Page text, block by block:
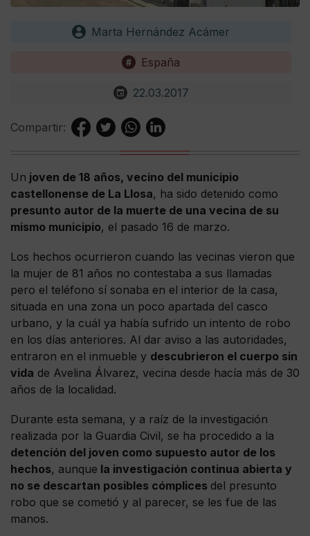
Marta Hernández Acámer
España
22.03.2017
Compartir:
Un joven de 18 años, vecino del municipio
castellonense de La Llosa, ha sido detenido como
presunto autor de la muerte de una vecina de su
mismo municipio, el pasado 16 de marzo.
Los hechos ocurrieron cuando las vecinas vieron que
la mujer de 81 años no contestaba a sus llamadas
pero el teléfono sí sonaba en el interior de la casa,
situada en una zona un poco apartada del casco
urbano, y la cuál ya había sufrido un intento de robo
en los días anteriores. Al dar aviso a las autoridades,
entraron en el inmueble y descubrieron el cuerpo sin
vida de Avelina Álvarez, vecina desde hacía más de 30
años de la localidad.
Durante esta semana, y a raíz de la investigación
realizada por la Guardia Civil, se ha procedido a la
detención del joven como supuesto autor de los
hechos, aunque la investigación continua abierta y
no se descartan posibles cómplices del presunto
robo que se cometió y al parecer, se les fue de las
manos.